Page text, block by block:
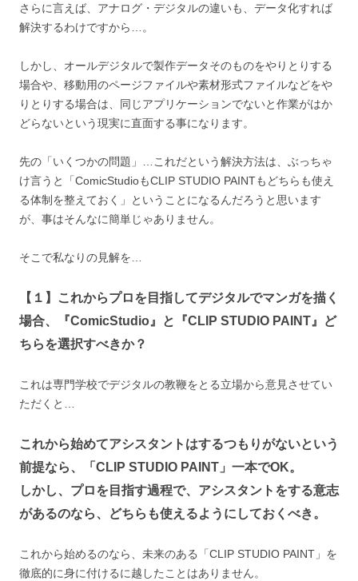
さらに言えば、アナログ・デジタルの違いも、データ化すれば
解決するわけですから…。
しかし、オールデジタルで製作データそのものをやりとりする
場合や、移動用のページファイルや素材形式ファイルなどをや
りとりする場合は、同じアプリケーションでないと作業がはか
どらないという現実に直面する事になります。
先の「いくつかの問題」…これだという解決方法は、ぶっちゃ
け言うと「ComicStudioもCLIP STUDIO PAINTもどちらも使え
る体制を整えておく」ということになるんだろうと思います
が、事はそんなに簡単じゃありません。
そこで私なりの見解を…
【１】これからプロを目指してデジタルでマンガを描く
場合、『ComicStudio』と『CLIP STUDIO PAINT』ど
ちらを選択すべきか？
これは専門学校でデジタルの教鞭をとる立場から意見させてい
ただくと…
これから始めてアシスタントはするつもりがないという
前提なら、「CLIP STUDIO PAINT」一本でOK。
しかし、プロを目指す過程で、アシスタントをする意志
があるのなら、どちらも使えるようにしておくべき。
これから始めるのなら、未来のある「CLIP STUDIO PAINT」を
徹底的に身に付けるに越したことはありません。